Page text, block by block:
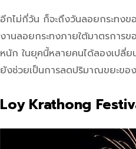
อีกไม่กี่วัน ก็จะถึงวันลอยกระทง
งานลอยกระทงภายใต้มาตรการ
หนัก ในยุคนี้หลายคนได้ลองเปลี่ย
ยังช่วยเป็นการลดปริมาณขยะขอ
Loy Krathong